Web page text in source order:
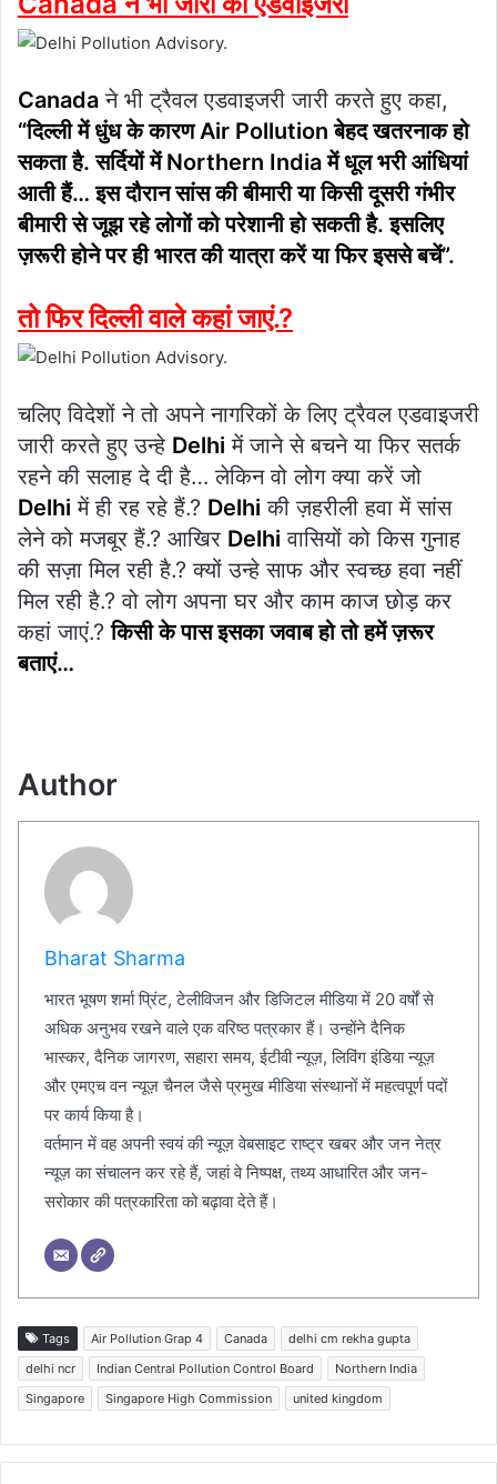
Canada ने भी ट्रैवल एडवाइजरी जारी करते हुए कहा,
“दिल्ली में धुंध के कारण Air Pollution बेहद खतरनाक हो
सकता है. सर्दियों में Northern India में धूल भरी आंधियां
आती हैं… इस दौरान सांस की बीमारी या किसी दूसरी गंभीर
बीमारी से जूझ रहे लोगों को परेशानी हो सकती है. इसलिए
ज़रूरी होने पर ही भारत की यात्रा करें या फिर इससे बचें”.
तो फिर दिल्ली वाले कहां जाएं.?
चलिए विदेशों ने तो अपने नागरिकों के लिए ट्रैवल एडवाइजरी
जारी करते हुए उन्हे Delhi में जाने से बचने या फिर सतर्क
रहने की सलाह दे दी है… लेकिन वो लोग क्या करें जो
Delhi में ही रह रहे हैं.? Delhi की ज़हरीली हवा में सांस
लेने को मजबूर हैं.? आखिर Delhi वासियों को किस गुनाह
की सज़ा मिल रही है.? क्यों उन्हे साफ और स्वच्छ हवा नहीं
मिल रही है.? वो लोग अपना घर और काम काज छोड़ कर
कहां जाएं.?किसी के पास इसका जवाब हो तो हमें ज़रूर
बताएं…
Author
Bharat Sharma
भारत भूषण शर्मा प्रिंट, टेलीविजन और डिजिटल मीडिया में 20 वर्षों से
अधिक अनुभव रखने वाले एक वरिष्ठ पत्रकार हैं। उन्होंने दैनिक
भास्कर, दैनिक जागरण, सहारा समय, ईटीवी न्यूज़, लिविंग इंडिया न्यूज़
और एमएच वन न्यूज़ चैनल जैसे प्रमुख मीडिया संस्थानों में महत्वपूर्ण पदों
पर कार्य किया है।
वर्तमान में वह अपनी स्वयं की न्यूज़ वेबसाइट राष्ट्र खबर और जन नेत्र
न्यूज़ का संचालन कर रहे हैं, जहां वे निष्पक्ष, तथ्य आधारित और जन-
सरोकार की पत्रकारिता को बढ़ावा देते हैं।
Tags Air Pollution Grap 4 Canada
delhi cm rekha gupta
delhi ncr
Indian Central Pollution Control Board
Northern India
Singapore
Singapore High Commission united kingdom